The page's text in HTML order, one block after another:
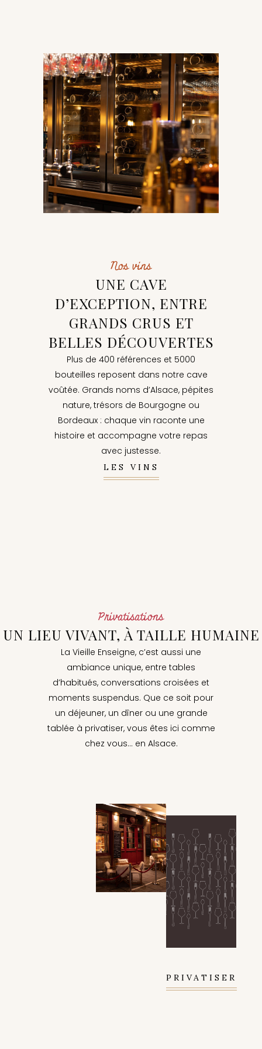
Nos vins
UNE CAVE
D’EXCEPTION, ENTRE
GRANDS CRUS ET
BELLES DÉCOUVERTES
Plus de 400 références et 5000
bouteilles reposent dans notre cave
voûtée. Grands noms d’Alsace, pépites
nature, trésors de Bourgogne ou
Bordeaux : chaque vin raconte une
histoire et accompagne votre repas
avec justesse.
LES VINS
Privatisations
UN LIEU VIVANT, À TAILLE HUMAINE
La Vieille Enseigne, c’est aussi une
ambiance unique, entre tables
d’habitués, conversations croisées et
moments suspendus. Que ce soit pour
un déjeuner, un dîner ou une grande
tablée à privatiser, vous êtes ici comme
chez vous… en Alsace.
PRIVATISER